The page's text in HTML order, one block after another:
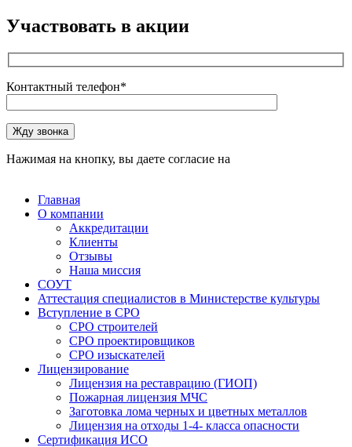
Участвовать в акции
Контактный телефон*
Оставьте это поле пустым.
Жду звонка
Нажимая на кнопку, вы даете согласие на
Главная
О компании
Аккредитации
Клиенты
Отзывы
Наша миссия
СОУТ
Аттестация специалистов в Министерстве культуры
Вступление в СРО
СРО строителей
СРО проектировщиков
СРО изыскателей
Лицензирование
Лицензия на реставрацию (ГИОП)
Пожарная лицензия МЧС
Заготовка лома черных и цветных металлов
Лицензия на отходы 1-4- класса опасности
Сертификация ИСО